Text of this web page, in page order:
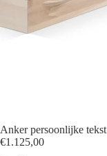
Anker persoonlijke tekst
€1.125,00